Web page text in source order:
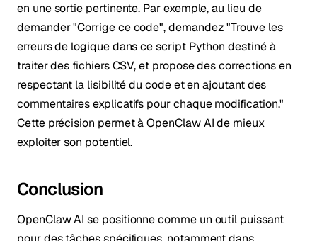
en une sortie pertinente. Par exemple, au lieu de
demander "Corrige ce code", demandez "Trouve les
erreurs de logique dans ce script Python destiné à
traiter des fichiers CSV, et propose des corrections en
respectant la lisibilité du code et en ajoutant des
commentaires explicatifs pour chaque modification."
Cette précision permet à OpenClaw AI de mieux
exploiter son potentiel.
Conclusion
OpenClaw AI se positionne comme un outil puissant